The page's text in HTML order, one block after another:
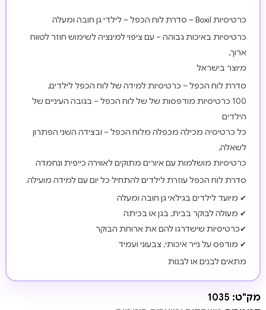
כרטיסיות Boxil – סדרת לוח הכפל – לילדי גן חובה ומעלה
כרטיסיות באיכות גבוהה – עם ציפוי למינציה לשימוש חוזר לטווח
ארוך,
מיוצר בישראל
סדרת לוח הכפל – כרטיסיות למידה של לוח הכפל לילדים,
100 כרטיסיות מודפסות של של לוח הכפל – בגובה העיניים של
הילדים
כל כרטיסיה מכילה מכפלה מלוח הכפל – ובצידה השני הפתרון
לשאלה,
כרטיסיות מושלמות עם איורים מתוקים לאווירה כייפית ונחמדה
סדרת לוח הכפל עוזרת לילדים להתחיל כל יום עם למידה מועילה.
✔ מיועד לילדים בגילאי גן חובה ומעלה
✔ מעולה לבוקר בבית, בגן או בכיתה
✔כרטיסיות שישדרגו להם את ארוחת הבוקר
✔ מודפס על נייר איכותי, צבעוני ועמיד
מתאים לבנים או לבנות
מק"ט: 1035